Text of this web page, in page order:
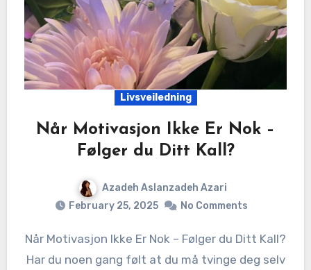
Livsveiledning
Når Motivasjon Ikke Er Nok –
Følger du Ditt Kall?
Azadeh Aslanzadeh Azari
February 25, 2025
No Comments
Når Motivasjon Ikke Er Nok – Følger du Ditt Kall?
Har du noen gang følt at du må tvinge deg selv